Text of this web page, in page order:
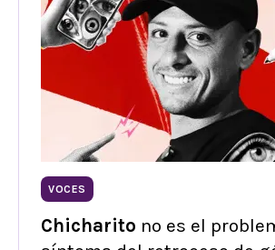
VOCES
Chicharito no es el